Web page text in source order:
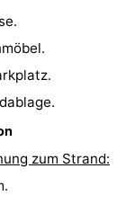
zum Strand: